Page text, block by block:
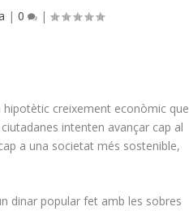
|0 |
hipotètic creixement econòmic que
intenten avançar cap al
a una societat més sostenible,
dinar popular fet amb les sobres